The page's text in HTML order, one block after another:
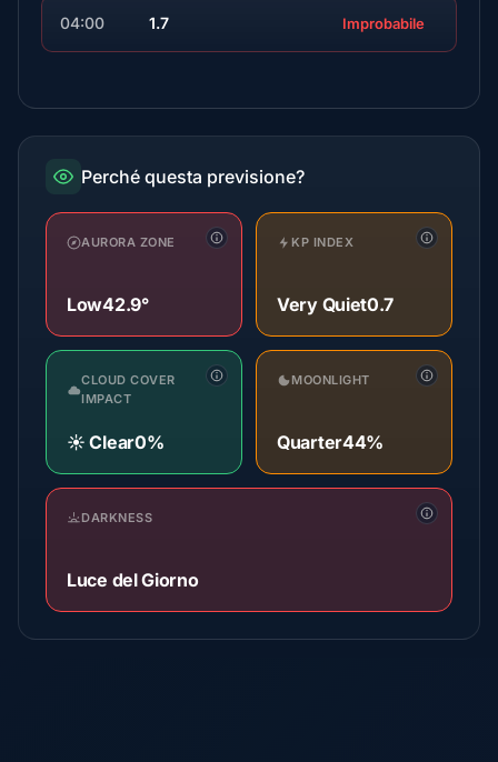
04:00 1.7 Improbabile
Perché questa previsione?
AURORA ZONE
Low42.9°
KP INDEX
Very Quiet0.7
CLOUD COVER
IMPACT
☀️ Clear0%
MOONLIGHT
Quarter44%
DARKNESS
Luce del Giorno